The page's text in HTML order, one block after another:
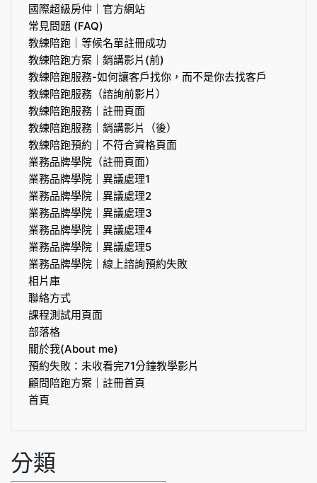
國際超級房仲｜官方網站
常見問題 (FAQ)
教練陪跑｜等候名單註冊成功
教練陪跑方案｜銷講影片(前)
教練陪跑服務-如何讓客戶找你，而不是你去找客戶
教練陪跑服務（諮詢前影片）
教練陪跑服務｜註冊頁面
教練陪跑服務｜銷講影片（後）
教練陪跑預約｜不符合資格頁面
業務品牌學院（註冊頁面）
業務品牌學院｜異議處理1
業務品牌學院｜異議處理2
業務品牌學院｜異議處理3
業務品牌學院｜異議處理4
業務品牌學院｜異議處理5
業務品牌學院｜線上諮詢預約失敗
相片庫
聯絡方式
課程測試用頁面
部落格
關於我(About me)
預約失敗：未收看完71分鐘教學影片
顧問陪跑方案｜註冊首頁
首頁
分類